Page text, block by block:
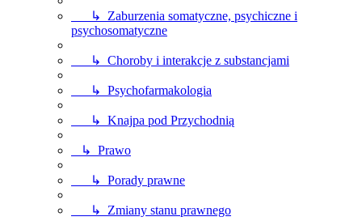
↳ Zaburzenia somatyczne, psychiczne i
psychosomatyczne
↳ Choroby i interakcje z substancjami
↳ Psychofarmakologia
↳ Knajpa pod Przychodnią
↳ Prawo
↳ Porady prawne
↳ Zmiany stanu prawnego